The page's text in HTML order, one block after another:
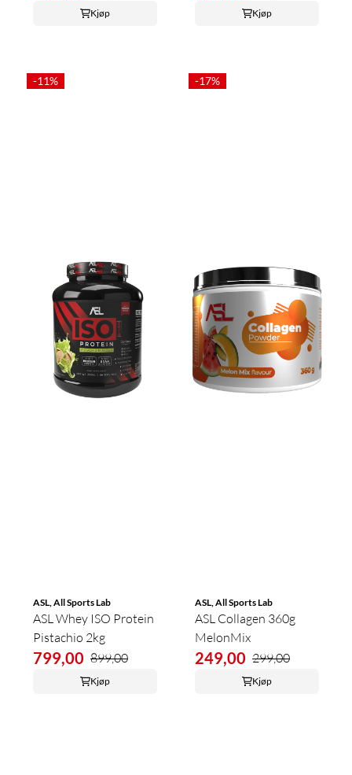
Kjøp Kjøp
-11%
ASL, All Sports Lab
ASL Whey ISO Protein
Pistachio 2kg
799,00 899,00
Kjøp
-17%
ASL, All Sports Lab
ASL Collagen 360g
MelonMix
249,00 299,00
Kjøp